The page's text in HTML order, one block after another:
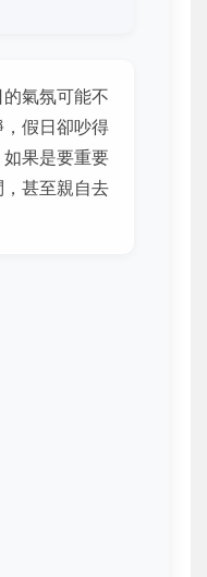
氣氛可能不
假日卻吵得
果是要重要
甚至親自去